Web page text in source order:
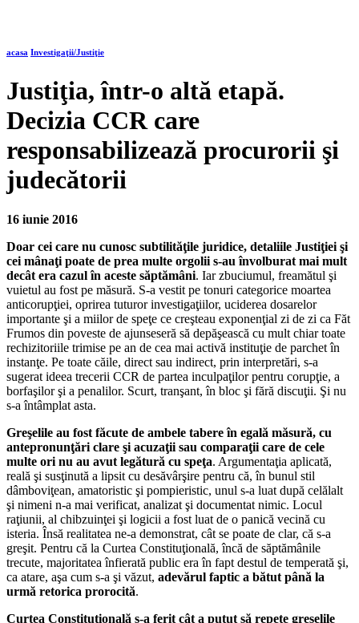
acasa Investigaţii/Justiţie
Justiţia, într-o altă etapă.
Decizia CCR care
responsabilizează procurorii şi
judecătorii
16 iunie 2016
Doar cei care nu cunosc subtilităţile juridice, detaliile Justiţiei şi
cei mânaţi poate de prea multe orgolii s-au învolburat mai mult
decât era cazul în aceste săptămâni. Iar zbuciumul, freamătul şi
vuietul au fost pe măsură. S-a vestit pe tonuri categorice moartea
anticorupţiei, oprirea tuturor investigaţiilor, uciderea dosarelor
importante şi a miilor de speţe ce creşteau exponenţial zi de zi ca Făt
Frumos din poveste de ajunseseră să depăşească cu mult chiar toate
rechizitoriile trimise pe an de cea mai activă instituţie de parchet în
instanţe. Pe toate căile, direct sau indirect, prin interpretări, s-a
sugerat ideea trecerii CCR de partea inculpaţilor pentru corupţie, a
borfaşilor şi a penalilor. Scurt, tranşant, în bloc şi fără discuţii. Şi nu
s-a întâmplat asta.
Greşelile au fost făcute de ambele tabere în egală măsură, cu
antepronunţări clare şi acuzaţii sau comparaţii care de cele
multe ori nu au avut legătură cu speţa. Argumentaţia aplicată,
reală şi susţinută a lipsit cu desăvârşire pentru că, în bunul stil
dâmboviţean, amatoristic şi pompieristic, unul s-a luat după celălalt
şi nimeni n-a mai verificat, analizat şi documentat nimic. Locul
raţiunii, al chibzuinţei şi logicii a fost luat de o panică vecină cu
isteria. Însă realitatea ne-a demonstrat, cât se poate de clar, că s-a
greşit. Pentru că la Curtea Constituţională, încă de săptămânile
trecute, majoritatea înfierată public era în fapt destul de temperată şi,
ca atare, aşa cum s-a şi văzut, adevărul faptic a bătut până la
urmă retorica prorocită.
Curtea Constituţională s-a ferit cât a putut să repete greşelile